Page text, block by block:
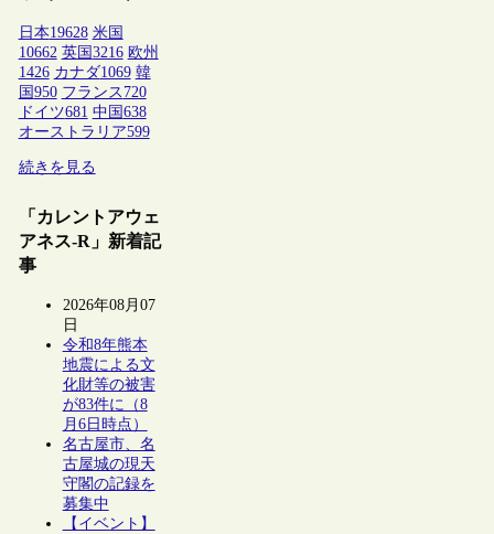
日本19628 米国
10662 英国 3216 欧州
1426 カナダ1069 韓
国 950 フランス 720
ドイツ681 中国 638
オーストラリア599
続きを見る
「カレントアウェ
アネス-R」新着記
事
2026年08月07
日
令和8年熊本
地震による文
化財等の被害
が83件に（8
月6日時点）
名古屋市、名
古屋城の現天
守閣の記録を
募集中
【イベント】